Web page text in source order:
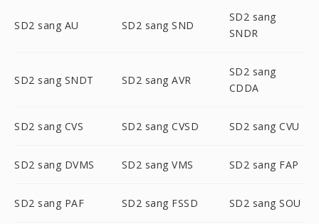
SD2 sang AU SD2 sang SND
SD2 sang
SNDR
SD2 sang SNDT SD2 sang AVR
SD2 sang
CDDA
SD2 sang CVS SD2 sang CVSD SD2 sang CVU
SD2 sang DVMS SD2 sang VMS SD2 sang FAP
SD2 sang PAF SD2 sang FSSD SD2 sang SOU